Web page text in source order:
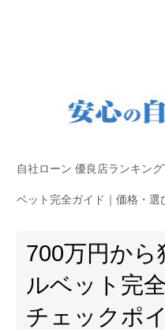
自社ローン 優良店ランキン
ベット完全ガイド｜価格・選
700万円か
ルベット完
チェックポ